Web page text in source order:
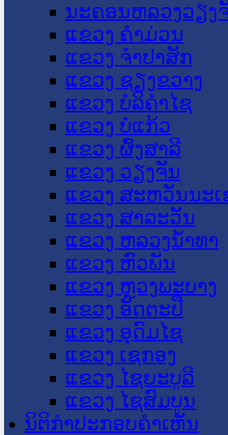
ນະ​ຄອນ​ຫລວງວຽງ
ແຂວງ ຄໍາມ່ວນ
ແຂວງ ຈໍາປາສັກ
ແຂວງ ຊຽງຂວາງ
ແຂວງ ບໍລິຄໍາໄຊ
ແຂວງ ບໍ່ແກ້ວ
ແຂວງ ຜົ້ງສາລີ
ແຂວງ ວຽງຈັນ
ແຂວງ ສະຫວັນນະ
ແຂວງ ສາລະວັນ
ແຂວງ ຫລວງນໍ້າທາ
ແຂວງ ຫົວພັນ
ແຂວງ ຫຼວງພະບາງ
ແຂວງ ອັດຕະປື
ແຂວງ ອຸດົມໄຊ
ແຂວງ ເຊກອງ
ແຂວງ ໄຊຍະບູລີ
ແຂວງ ໄຊສົມບູນ
ນິຕິກໍາປະກອບຄໍາເຫັນ